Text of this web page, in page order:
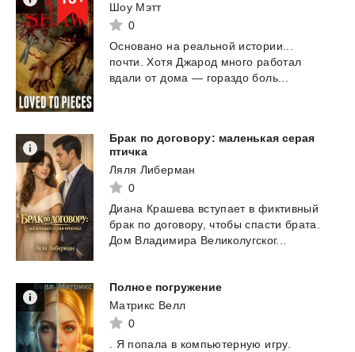
Шоу Мэтт
0
Основано на реальной истории...
почти. Хотя Джарод много работал
вдали от дома — гораздо боль...
Брак по договору: маленькая серая
птичка
Ляля Либерман
0
Диана Крашева вступает в фиктивный
брак по договору, чтобы спасти брата.
Дом Владимира Великолугског...
Полное погружение
Матрикс Велл
0
. Я попала в компьютерную игру.